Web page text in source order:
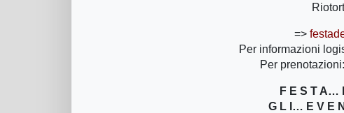
=>
Per informazioni
Per prenotazioni:
F E S T A…
G L I… E V E